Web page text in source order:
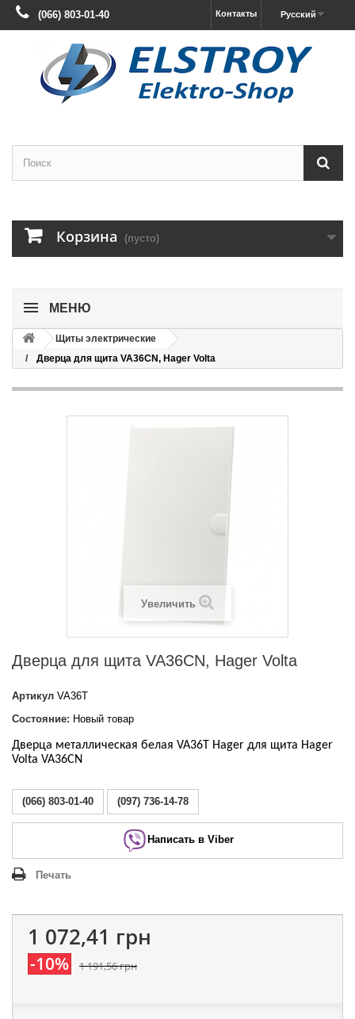
Русский
Контакты
(066) 803-01-40
Корзина (пусто)
МЕНЮ
Щиты электрические
Дверца для щита VA36CN, Hager Volta
Увеличить
Дверца для щита VA36CN, Hager Volta
Артикул VA36T
Состояние: Новый товар
Дверца металлическая белая VA36T Hager для щита Hager
Volta VA36CN
(066) 803-01-40 (097) 736-14-78
Написать в Viber
Печать
1 072,41 грн
-10% 1 191,56 грн